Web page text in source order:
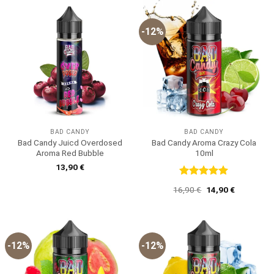
BAD CANDY
Bad Candy Juicd Overdosed
Aroma Red Bubble
13,90€
-12%
BAD CANDY
Bad Candy Aroma Crazy Cola
10ml
mit 5 von
16,90€ Ursprünglicher
Preis
14,90€Aktueller
-12% -12%